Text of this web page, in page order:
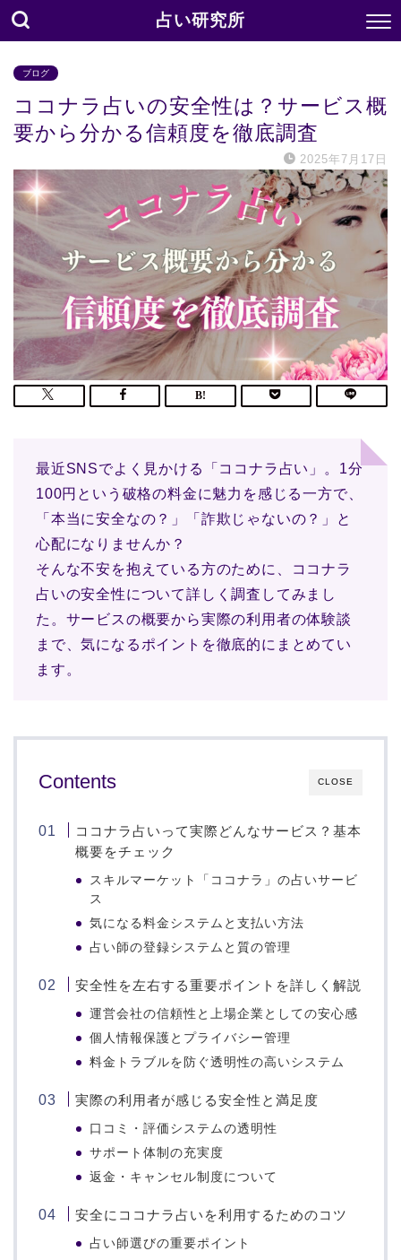
占い研究所
ブログ
ココナラ占いの安全性は？サービス概
要から分かる信頼度を徹底調査
2025年7月17日
最近SNSでよく見かける「ココナラ占い」。1分
100円という破格の料金に魅力を感じる一方で、
「本当に安全なの？」「詐欺じゃないの？」と
心配になりませんか？
そんな不安を抱えている方のために、ココナラ
占いの安全性について詳しく調査してみまし
た。サービスの概要から実際の利用者の体験談
まで、気になるポイントを徹底的にまとめてい
ます。
CLOSE
Contents
ココナラ占いって実際どんなサービス？基本
概要をチェック
スキルマーケット「ココナラ」の占いサービ
ス
気になる料金システムと支払い方法
占い師の登録システムと質の管理
安全性を左右する重要ポイントを詳しく解説
運営会社の信頼性と上場企業としての安心感
個人情報保護とプライバシー管理
料金トラブルを防ぐ透明性の高いシステム
実際の利用者が感じる安全性と満足度
口コミ・評価システムの透明性
サポート体制の充実度
返金・キャンセル制度について
安全にココナラ占いを利用するためのコツ
占い師選びの重要ポイント